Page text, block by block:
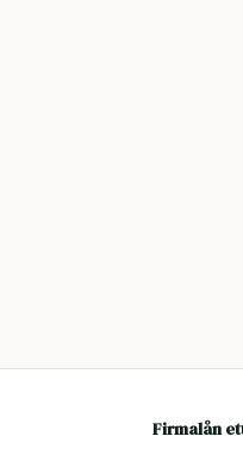
Firmalån